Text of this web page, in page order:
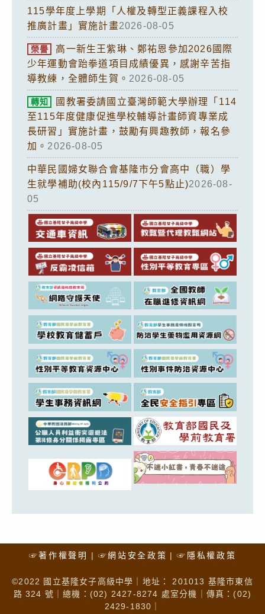
115學年度上學期「人權及轉型正義課程入校
推廣計畫」實施計畫2026-08-05
榮譽
高一新生王紫琳、鄭祐恩參加2026國際
少年運動會跆拳道項目成績優異，感謝辛苦指
導教練，全體師生賀。 2026-08-05
轉知
國教署委請國立臺灣師範大學辦理「114
至115年度健康促進學校輔導計畫師資專業成
長研習」實施計畫，鼓勵有興趣教師，報名參
加。 2026-08-05
中華民國婦女聯合會基隆市分會高中（職）學
生就學補助(校內115/9/7下午5點止)2026-08-
05
☞著作權聲明 ☞網站安全政策 ☞隱私權政策
©2022 國立基隆女子高級中學｜地址： 201013 基隆市東信
路 324 號｜總機：(02) 2427-8274 處室分機｜傳真：(02)
2429-1830｜